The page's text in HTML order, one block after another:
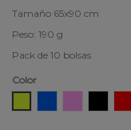
Tamaño 65x90 cm
Peso: 190 g
Pack de 10 bolsas
Color